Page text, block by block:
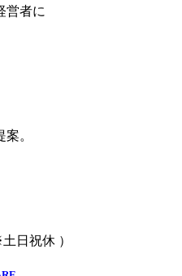
営者に
。
日祝休 ）